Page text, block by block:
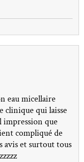
eau micellaire
clinique qui laisse
impression que
compliqué de
avis et surtout tous